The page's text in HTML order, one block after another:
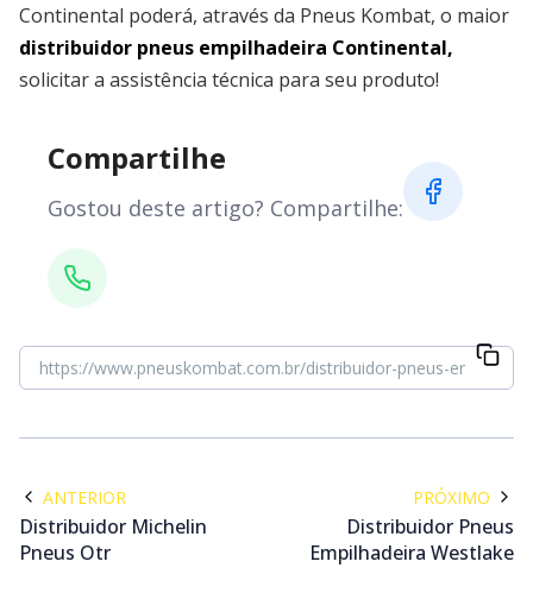
Continental poderá, através da Pneus Kombat, o maior
distribuidor pneus empilhadeira Continental,
solicitar a assistência técnica para seu produto!
Compartilhe
Gostou deste artigo? Compartilhe:
ANTERIOR
Distribuidor Michelin
Pneus Otr
PRÓXIMO
Distribuidor Pneus
Empilhadeira Westlake